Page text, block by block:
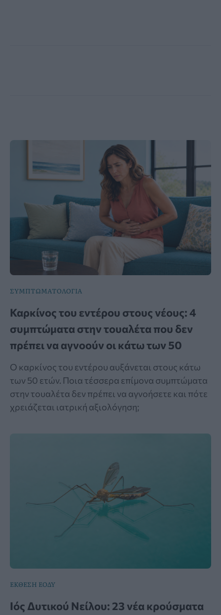
ΣΥΜΠΤΩΜΑΤΟΛΟΓΙΑ
Καρκίνος του εντέρου στους νέους: 4
συμπτώματα στην τουαλέτα που δεν
πρέπει να αγνοούν οι κάτω των 50
Ο καρκίνος του εντέρου αυξάνεται στους κάτω
των 50 ετών. Ποια τέσσερα επίμονα συμπτώματα
στην τουαλέτα δεν πρέπει να αγνοήσετε και πότε
χρειάζεται ιατρική αξιολόγηση;
ΕΚΘΕΣΗ ΕΟΔΥ
Ιός Δυτικού Νείλου: 23 νέα κρούσματα